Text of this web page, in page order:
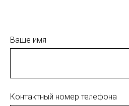
Ваше имя
Контактный номер телефона